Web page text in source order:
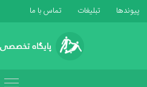
پیوندها تبلیغات تماس با ما